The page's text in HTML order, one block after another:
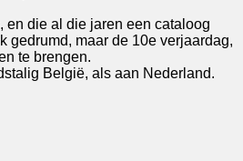
en die al die jaren een cataloog
gedrumd, maar de 10e verjaardag,
te brengen.
België, als aan Nederland.